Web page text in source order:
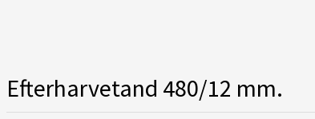
Efterharvetand 480/12 mm.